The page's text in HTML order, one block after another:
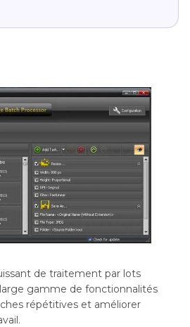
de traitement par lots
gamme de fonctionnalités
répétitives et améliorer